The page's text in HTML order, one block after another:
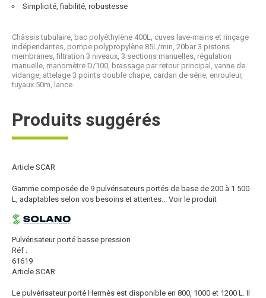
Simplicité, fiabilité, robustesse
Châssis tubulaire, bac polyéthylène 400L, cuves lave-mains et rinçage
indépendantes, pompe polypropylène 85L/min, 20bar 3 pistons
membranes, filtration 3 niveaux, 3 sections manuelles, régulation
manuelle, manomètre D/100, brassage par retour principal, vanne de
vidange, attelage 3 points double chape, cardan de série, enrouleur,
tuyaux 50m, lance.
Produits suggérés
Article SCAR
Gamme composée de 9 pulvérisateurs portés de base de 200 à 1 500
L, adaptables selon vos besoins et attentes... Voir le produit
Pulvérisateur porté basse pression
Réf :
61619
Article SCAR
Le pulvérisateur porté Hermès est disponible en 800, 1000 et 1200 L. Il